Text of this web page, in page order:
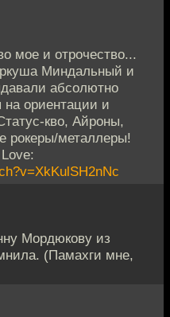
мое и отрочество...
Миндальный и
абсолютно
ориентации и
кво, Айроны,
рокеры/металлеры!
Мордюкову из
(Памахги мне,